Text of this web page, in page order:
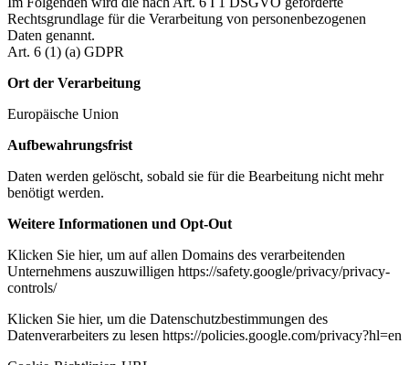
Rechtsgrundlage für die Verarbeitung von personenbezogenen
Daten genannt.
Art. 6 (1) (a) GDPR
Ort der Verarbeitung
Europäische Union
Aufbewahrungsfrist
Daten werden gelöscht, sobald sie für die Bearbeitung nicht mehr
benötigt werden.
Weitere Informationen und Opt-Out
Klicken Sie hier, um auf allen Domains des verarbeitenden
Unternehmens auszuwilligen https://safety.google/privacy/privacy-
controls/
Klicken Sie hier, um die Datenschutzbestimmungen des
Datenverarbeiters zu lesen https://policies.google.com/privacy?hl=en